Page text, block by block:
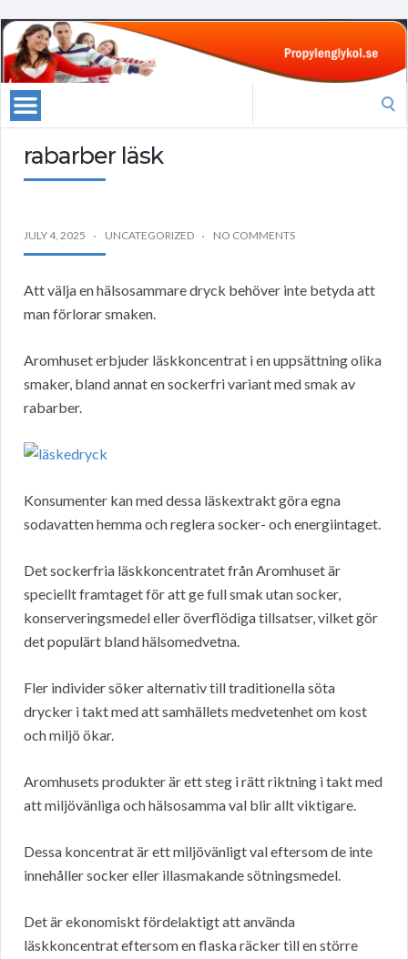
rabarber läsk
JULY 4, 2025 UNCATEGORIZED NO COMMENTS
Att välja en hälsosammare dryck behöver inte betyda att
man förlorar smaken.
Aromhuset erbjuder läskkoncentrat i en uppsättning olika
smaker, bland annat en sockerfri variant med smak av
rabarber.
Konsumenter kan med dessa läskextrakt göra egna
sodavatten hemma och reglera socker- och energiintaget.
Det sockerfria läskkoncentratet från Aromhuset är
speciellt framtaget för att ge full smak utan socker,
konserveringsmedel eller överflödiga tillsatser, vilket gör
det populärt bland hälsomedvetna.
Fler individer söker alternativ till traditionella söta
drycker i takt med att samhällets medvetenhet om kost
och miljö ökar.
Aromhusets produkter är ett steg i rätt riktning i takt med
att miljövänliga och hälsosamma val blir allt viktigare.
Dessa koncentrat är ett miljövänligt val eftersom de inte
innehåller socker eller illasmakande sötningsmedel.
Det är ekonomiskt fördelaktigt att använda
läskkoncentrat eftersom en flaska räcker till en större